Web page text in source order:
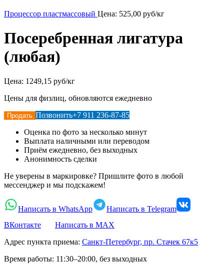
Процессор пластмассовый Цена: 525,00 руб/кг
Посеребренная лигатура
(любая)
Цена: 1249,15 руб/кг
Цены для физлиц, обновляются ежедневно
Продать Позвонить+7 911 236-87-85
Оценка по фото за несколько минут
Выплата наличными или переводом
Приём ежедневно, без выходных
Анонимность сделки
Не уверены в маркировке? Пришлите фото в любой
мессенджер и мы подскажем!
Написать в WhatsApp
Написать в Telegram
ВКонтакте
Написать в MAX
Адрес пункта приема: Санкт-Петербург, пр. Стачек 67к5
Время работы: 11:30–20:00, без выходных